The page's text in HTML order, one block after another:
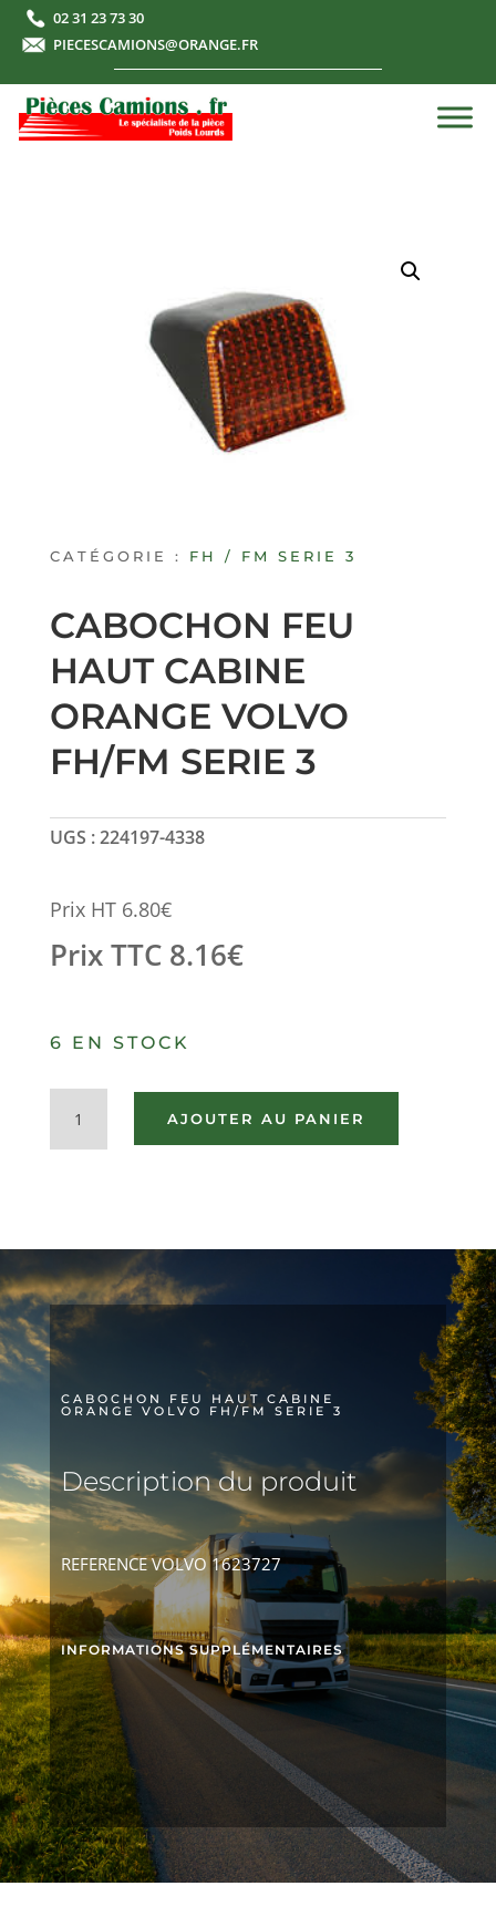
02 31 23 73 30
PIECESCAMIONS@ORANGE.FR
CATÉGORIE : FH / FM SERIE 3
CABOCHON FEU
HAUT CABINE
ORANGE VOLVO
FH/FM SERIE 3
UGS :224197-4338
Prix HT 6.80€
Prix TTC 8.16€
6 EN STOCK
CABOCHON
ORANGE
VOLVO
FH/FM
SERIE
3
AJOUTER AU PANIER
CABOCHON FEU HAUT CABINE
ORANGE VOLVO FH/FM SERIE 3
Description du produit
REFERENCE VOLVO 1623727
INFORMATIONS SUPPLÉMENTAIRES